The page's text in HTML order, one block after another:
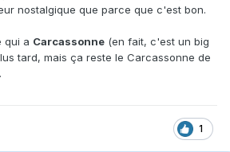
nostalgique que parce que c'est bon.
qui a Carcassonne (en fait, c'est un big
tard, mais ça reste le Carcassonne de
1